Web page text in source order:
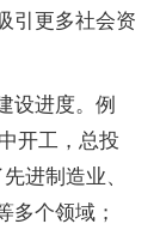
引更多社会资
设进度。例
开工，总投
进制造业、
多个领域；